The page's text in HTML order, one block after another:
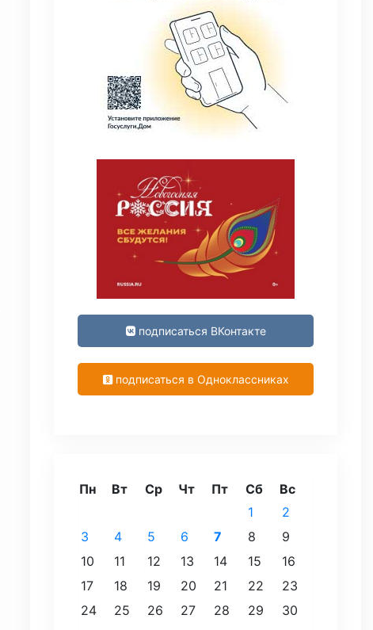
подписаться ВКонтакте
подписаться в Одноклассниках
Пн Вт Ср Чт Пт Сб
Вс
1
2
3
4 5 6 7 8
9
10
11 12 13 14 15
16
17
18 19 20 21 22
23
24
25 26 27 28 29
30